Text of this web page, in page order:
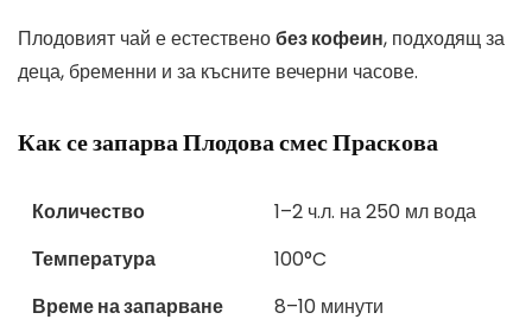
Плодовият чай е естественобез кофеин, подходящ за
деца, бременни и за късните вечерни часове.
Как се запарва Плодова смес Праскова
Количество
1–2 ч.л. на 250 мл вода
Температура
100°C
Време на запарване
8–10 минути